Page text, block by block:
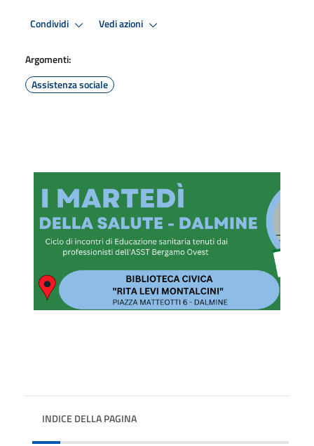
Condividi Vedi azioni
Argomenti:
Assistenza sociale
INDICE DELLA PAGINA